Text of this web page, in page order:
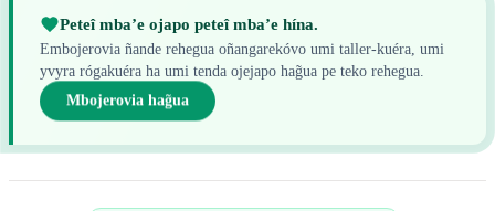
Peteî mba’e ojapo peteî mba’e hína.
Embojerovia ñande rehegua oñangarekóvo umi taller-kuéra, umi
yvyra rógakuéra ha umi tenda ojejapo hag̃ua pe teko rehegua.
Mbojerovia hag̃ua